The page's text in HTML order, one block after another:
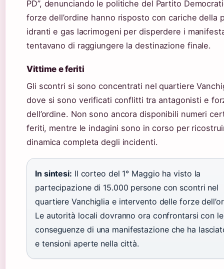
PD”, denunciando le politiche del Partito
forze dell’ordine hanno risposto con cariche della
idranti e gas lacrimogeni per disperdere i
tentavano di raggiungere la destinazione finale.
Vittime e feriti
Gli scontri si sono concentrati nel quartiere
dove si sono verificati conflitti tra antagonisti e
dell’ordine. Non sono ancora disponibili numeri
feriti, mentre le indagini sono in corso per
dinamica completa degli incidenti.
In sintesi: Il corteo del 1° Maggio ha visto la
partecipazione di 15.000 persone con scontri nel
quartiere Vanchiglia e intervento delle forze
Le autorità locali dovranno ora confrontarsi con le
conseguenze di una manifestazione che ha
e tensioni aperte nella città.